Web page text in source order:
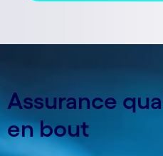
Assurance
en bout